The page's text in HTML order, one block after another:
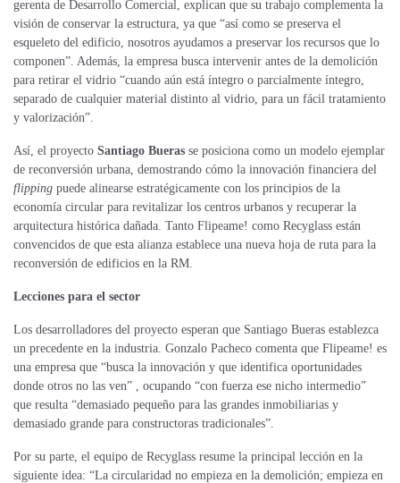
gerenta de Desarrollo Comercial, explican que su trabajo complementa la
visión de conservar la estructura, ya que “así como se preserva el
esqueleto del edificio, nosotros ayudamos a preservar los recursos que lo
componen”. Además, la empresa busca intervenir antes de la demolición
para retirar el vidrio “cuando aún está íntegro o parcialmente íntegro,
separado de cualquier material distinto al vidrio, para un fácil tratamiento
y valorización”.
Así, el proyecto Santiago Bueras se posiciona como un modelo ejemplar
de reconversión urbana, demostrando cómo la innovación financiera del
flipping puede alinearse estratégicamente con los principios de la
economía circular para revitalizar los centros urbanos y recuperar la
arquitectura histórica dañada. Tanto Flipeame! como Recyglass están
convencidos de que esta alianza establece una nueva hoja de ruta para la
reconversión de edificios en la RM.
Lecciones para el sector
Los desarrolladores del proyecto esperan que Santiago Bueras establezca
un precedente en la industria. Gonzalo Pacheco comenta que Flipeame! es
una empresa que “busca la innovación y que identifica oportunidades
donde otros no las ven” , ocupando “con fuerza ese nicho intermedio”
que resulta “demasiado pequeño para las grandes inmobiliarias y
demasiado grande para constructoras tradicionales”.
Por su parte, el equipo de Recyglass resume la principal lección en la
siguiente idea: “La circularidad no empieza en la demolición; empieza en